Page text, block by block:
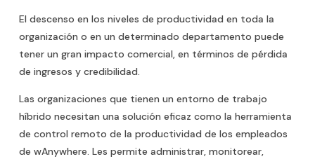
El descenso en los niveles de productividad en toda la
organización o en un determinado departamento puede
tener un gran impacto comercial, en términos de pérdida
de ingresos y credibilidad.
Las organizaciones que tienen un entorno de trabajo
híbrido necesitan una solución eficaz como la herramienta
de control remoto de la productividad de los empleados
de wAnywhere. Les permite administrar, monitorear,